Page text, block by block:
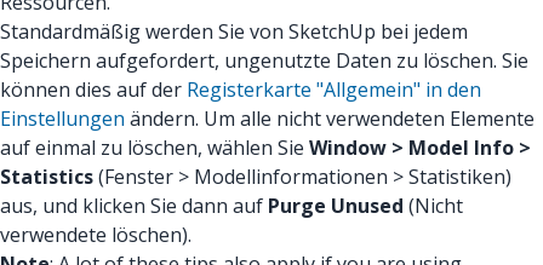
Standardmäßig werden Sie von SketchUp bei jedem
Speichern aufgefordert, ungenutzte Daten zu löschen. Sie
können dies auf der Registerkarte "Allgemein" in den
Einstellungen ändern. Um alle nicht verwendeten Elemente
auf einmal zu löschen, wählen Sie Window > Model Info >
Statistics(Fenster > Modellinformationen > Statistiken)
aus, und klicken Sie dann auf Purge Unused (Nicht
verwendete löschen).